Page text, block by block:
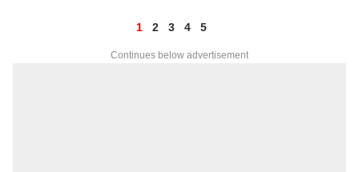
1 2 3 4 5
Continues below advertisement